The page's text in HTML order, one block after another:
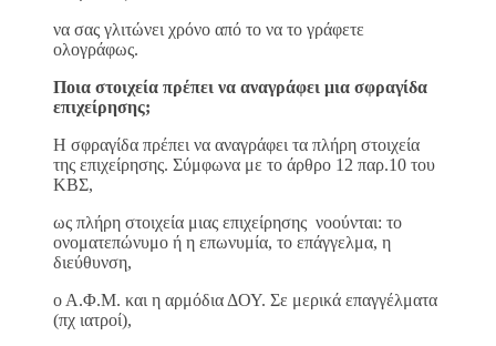
να σας γλιτώνει χρόνο από το να το γράφετε
ολογράφως.
Ποια στοιχεία πρέπει να αναγράφει μια σφραγίδα
επιχείρησης;
Η σφραγίδα πρέπει να αναγράφει τα πλήρη στοιχεία
της επιχείρησης. Σύμφωνα με το άρθρο 12 παρ.10 του
ΚΒΣ,
ως πλήρη στοιχεία μιας επιχείρησης νοούνται: το
ονοματεπώνυμο ή η επωνυμία, το επάγγελμα, η
διεύθυνση,
ο Α.Φ.Μ. και η αρμόδια ΔΟΥ. Σε μερικά επαγγέλματα
(πχ ιατροί),